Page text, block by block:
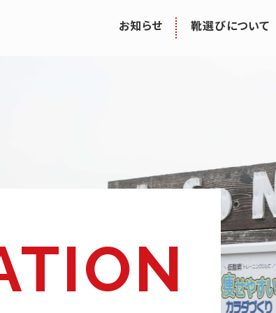
お知らせ 靴選びについて